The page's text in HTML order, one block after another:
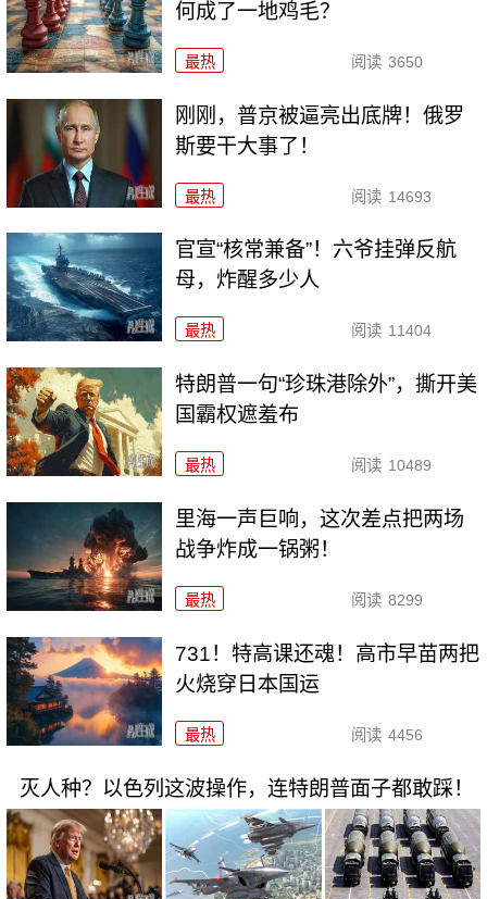
何成了一地鸡毛？
最热 阅读 3650
刚刚，普京被逼亮出底牌！俄罗
斯要干大事了！
最热 阅读 14693
官宣“核常兼备”！六爷挂弹反航
母，炸醒多少人
最热 阅读 11404
特朗普一句“珍珠港除外”，撕开美
国霸权遮羞布
最热 阅读 10489
里海一声巨响，这次差点把两场
战争炸成一锅粥！
最热 阅读 8299
731！特高课还魂！高市早苗两把
火烧穿日本国运
最热 阅读 4456
灭人种？以色列这波操作，连特朗普面子都敢踩！